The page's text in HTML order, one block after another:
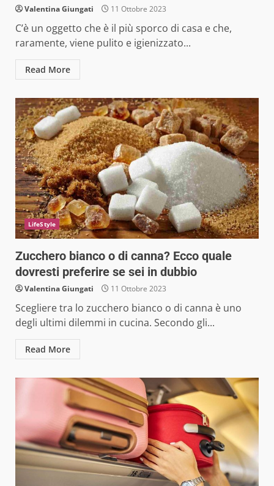
Valentina Giungati 11 Ottobre 2023
C’è un oggetto che è il più sporco di casa e che,
raramente, viene pulito e igienizzato...
Read More
LifeStyle
Zucchero bianco o di canna? Ecco quale
dovresti preferire se sei in dubbio
Valentina Giungati 11 Ottobre 2023
Scegliere tra lo zucchero bianco o di canna è uno
degli ultimi dilemmi in cucina. Secondo gli...
Read More